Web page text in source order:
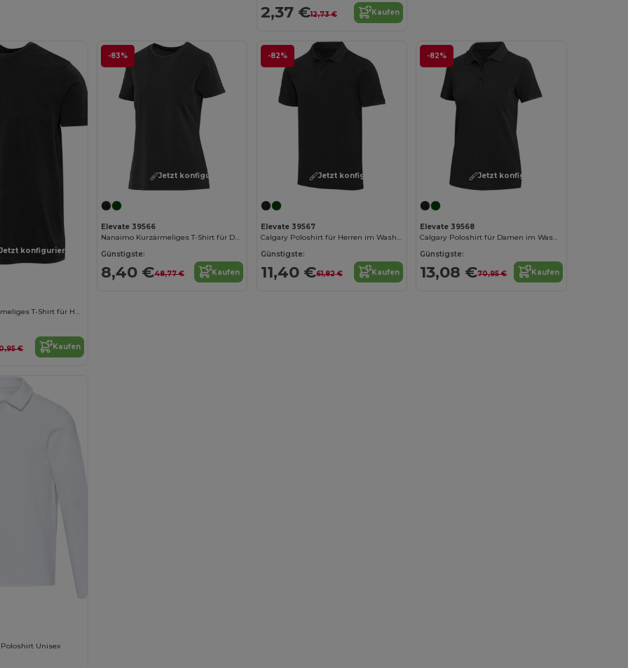
2,37 €12,73 € Kaufen
konfigurieren!
Nanaimo Kurzärmeliges T-Shirt für Herren im Washed Look, 160 g/m2
€ Kaufen
-83%
Jetzt konfigurieren!
Elevate 39566
Nanaimo Kurzärmeliges T-Shirt für Damen im Washed Look, 160 g/m2
Günstigste:
8,40 €48,77 € Kaufen
-82%
Jetzt konfigurieren!
Elevate 39567
Calgary Poloshirt für Herren im Washed Look, 200 g/m2
Günstigste:
11,40 €61,82 € Kaufen
-82%
Jetzt konfigurieren!
Elevate 39568
Calgary Poloshirt für Damen im Washed Look, 200 g/m2
Günstigste:
13,08 €70,95 € Kaufen
Unisex